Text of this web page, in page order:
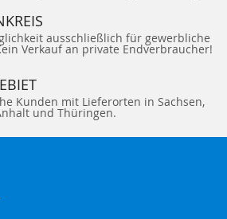
ausschließlich für gewerbliche
Verkauf an private Endverbraucher!
Kunden mit Lieferorten in Sachsen,
und Thüringen.